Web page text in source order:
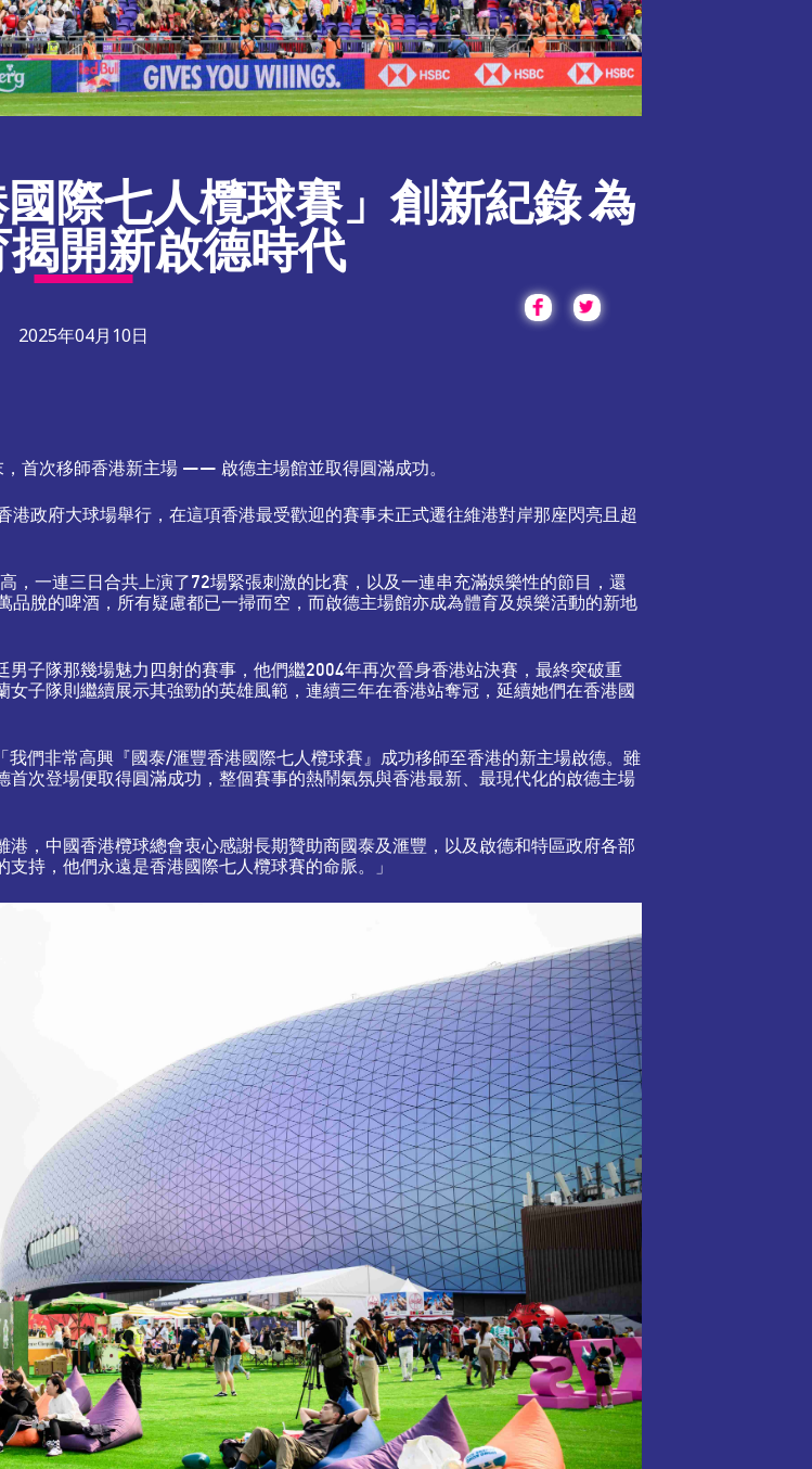
國際七人欖球賽」創新紀錄 為
開新啟德時代
2025年04月10日
首次移師香港新主場 —— 啟德主場館並取得圓滿成功。
政府大球場舉行，在這項香港最受歡迎的賽事未正式遷往維港對岸那座閃亮且超
，一連三日合共上演了72場緊張刺激的比賽，以及一連串充滿娛樂性的節目，還
脫的啤酒，所有疑慮都已一掃而空，而啟德主場館亦成為體育及娛樂活動的新地
子隊那幾場魅力四射的賽事，他們繼2004年再次晉身香港站決賽，最終突破重
子隊則繼續展示其強勁的英雄風範，連續三年在香港站奪冠，延續她們在香港國
們非常高興『國泰/滙豐香港國際七人欖球賽』成功移師至香港的新主場啟德。雖
次登場便取得圓滿成功，整個賽事的熱鬧氣氛與香港最新、最現代化的啟德主場
港，中國香港欖球總會衷心感謝長期贊助商國泰及滙豐，以及啟德和特區政府各部
持，他們永遠是香港國際七人欖球賽的命脈。」